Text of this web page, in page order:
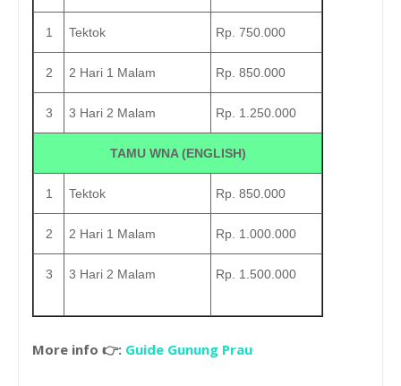
1 Tektok Rp. 750.000
2 2 Hari 1 Malam Rp. 850.000
3 3 Hari 2 Malam Rp. 1.250.000
TAMU WNA (ENGLISH)
1 Tektok Rp. 850.000
2 2 Hari 1 Malam Rp. 1.000.000
3 3 Hari 2 Malam Rp. 1.500.000
More info 👉: Guide Gunung Prau